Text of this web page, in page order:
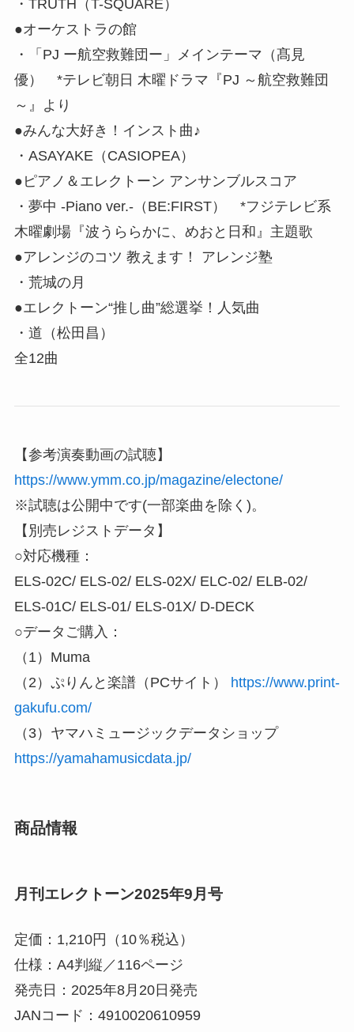
・TRUTH（T-SQUARE）
●オーケストラの館
・「PJ ー航空救難団ー」メインテーマ（髙見
優） *テレビ朝日 木曜ドラマ『PJ ～航空救難団
～』より
●みんな大好き！インスト曲♪
・ASAYAKE（CASIOPEA）
●ピアノ＆エレクトーン アンサンブルスコア
・夢中 -Piano ver.-（BE:FIRST） *フジテレビ系
木曜劇場『波うららかに、めおと日和』主題歌
●アレンジのコツ 教えます！ アレンジ塾
・荒城の月
●エレクトーン“推し曲”総選挙！人気曲
・道（松田昌）
全12曲
【参考演奏動画の試聴】
https://www.ymm.co.jp/magazine/electone/
※試聴は公開中です(一部楽曲を除く)。
【別売レジストデータ】
○対応機種：
ELS-02C/ ELS-02/ ELS-02X/ ELC-02/ ELB-02/
ELS-01C/ ELS-01/ ELS-01X/ D-DECK
○データご購入：
（1）Muma
（2）ぷりんと楽譜（PCサイト）
https://www.print-
gakufu.com/
（3）ヤマハミュージックデータショップ
https://yamahamusicdata.jp/
商品情報
月刊エレクトーン2025年9月号
定価：1,210円（10％税込）
仕様：A4判縦／116ページ
発売日：2025年8月20日発売
JANコード：4910020610959